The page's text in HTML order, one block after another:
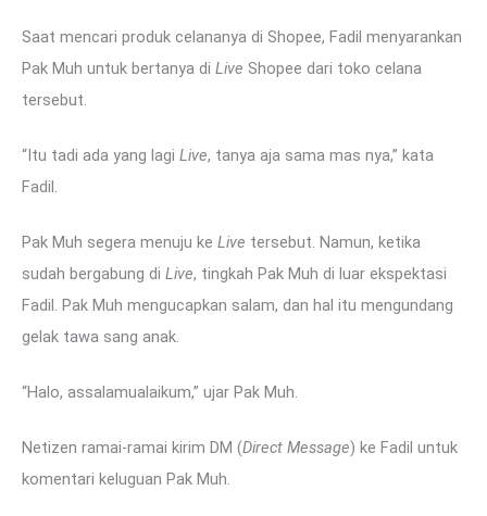
Saat mencari produk celananya di Shopee, Fadil menyarankan
Pak Muh untuk bertanya di Live Shopee dari toko celana
tersebut.
“Itu tadi ada yang lagi Live, tanya aja sama mas nya,” kata
Fadil.
Pak Muh segera menuju ke Live tersebut. Namun, ketika
sudah bergabung di Live, tingkah Pak Muh di luar ekspektasi
Fadil. Pak Muh mengucapkan salam, dan hal itu mengundang
gelak tawa sang anak.
“Halo, assalamualaikum,” ujar Pak Muh.
Netizen ramai-ramai kirim DM (Direct Message) ke Fadil untuk
komentari keluguan Pak Muh.